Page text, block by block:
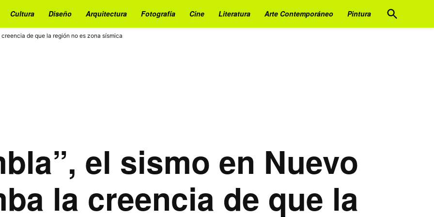
Cultura Diseño Arquitectura Fotografía Cine Literatura Arte Contemporáneo Pintura
Open
Search
de que la región no es zona sísmica
el sismo en Nuevo
la creencia de que la